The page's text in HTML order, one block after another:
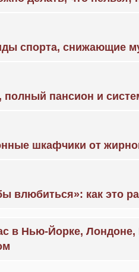
спорта, снижающие
полный пансион и
шкафчики от
влюбиться»: как это
в Нью-Йорке, Лондоне,